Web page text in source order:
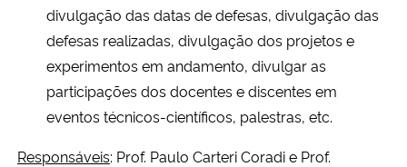
divulgação das datas de defesas, divulgação das
defesas realizadas, divulgação dos projetos e
experimentos em andamento, divulgar as
participações dos docentes e discentes em
eventos técnicos-científicos, palestras, etc.
Responsáveis: Prof. Paulo Carteri Coradi e Prof.